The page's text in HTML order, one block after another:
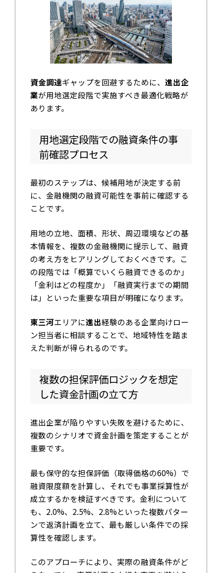
資金調達ギャップを回避するために、 進出企
業が用地選定段階で実施すべき最適化戦略が
あります。
用地選定段階での融資条件の事
前確認プロセス
最初のステップは、候補用地が決定する前
に、金融機関の融資可能性を事前に確認する
ことです。
用地の立地、面積、形状、周辺環境などの基
本情報を、複数の金融機関に提示して、融資
の考え方をヒアリングしておくべきです。こ
の段階では「概算でいくら融資できるのか」
「金利はどの程度か」「融資実行までの期間
は」といった重要な項目が明確になります。
東三河エリアに進出経験のある企業向けロー
ン担当者に相談することで、地域特性を踏ま
えた判断が得られるのです。
複数の担保評価ロジックを想定
した資金計画の立て方
進出企業が陥りやすい失敗を避けるために、
複数のシナリオで資金計画を策定することが
重要です。
最も保守的な担保評価（取得価格の60%）で
融資限度額を計算し、それでも事業採算性が
成立するかを検証すべきです。金利について
も、2.0%、2.5%、2.8%といった複数パター
ンで返済計画を立て、最も厳しい条件での採
算性を確認します。
このアプローチにより、実際の融資条件がど